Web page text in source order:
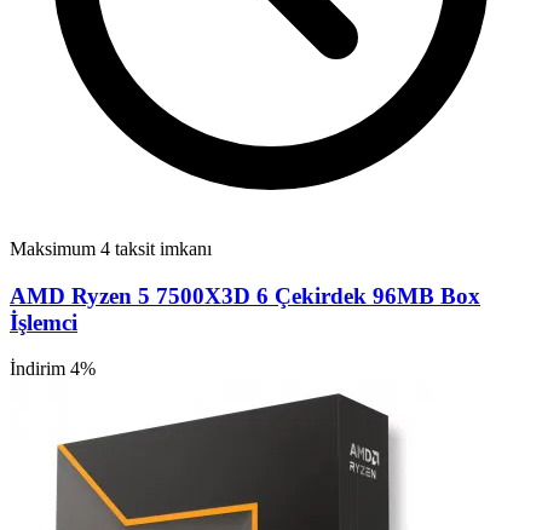
Maksimum 4 taksit imkanı
AMD Ryzen 5 7500X3D 6 Çekirdek 96MB Box
İşlemci
İndirim 4%